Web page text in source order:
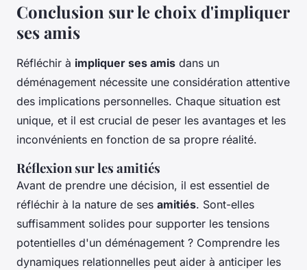
Conclusion sur le choix d'impliquer
ses amis
Réfléchir à impliquer ses amis dans un
déménagement nécessite une considération attentive
des implications personnelles. Chaque situation est
unique, et il est crucial de peser les avantages et les
inconvénients en fonction de sa propre réalité.
Réflexion sur les amitiés
Avant de prendre une décision, il est essentiel de
réfléchir à la nature de ses amitiés. Sont-elles
suffisamment solides pour supporter les tensions
potentielles d'un déménagement ? Comprendre les
dynamiques relationnelles peut aider à anticiper les